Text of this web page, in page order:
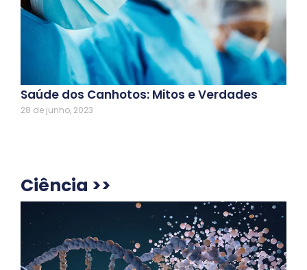
Saúde dos Canhotos: Mitos e Verdades
28 de junho, 2023
Ciência >>